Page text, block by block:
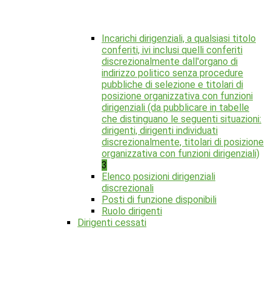
Incarichi dirigenziali, a qualsiasi titolo
conferiti, ivi inclusi quelli conferiti
discrezionalmente dall'organo di
indirizzo politico senza procedure
pubbliche di selezione e titolari di
posizione organizzativa con funzioni
dirigenziali (da pubblicare in tabelle
che distinguano le seguenti situazioni:
dirigenti, dirigenti individuati
discrezionalmente, titolari di posizione
organizzativa con funzioni dirigenziali)
3
Elenco posizioni dirigenziali
discrezionali
Posti di funzione disponibili
Ruolo dirigenti
Dirigenti cessati